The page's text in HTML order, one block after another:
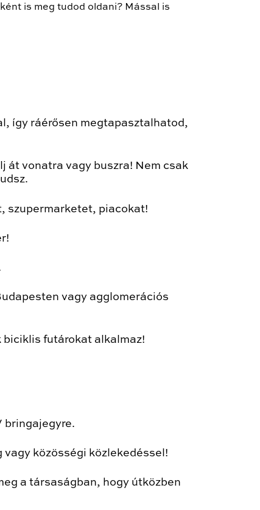
is meg tudod oldani? Mással is
így ráérősen megtapasztalhatod,
át vonatra vagy buszra! Nem csak
szupermarketet, piacokat!
vagy agglomerációs
futárokat alkalmaz!
bringajegyre.
közösségi közlekedéssel!
a társaságban, hogy útközben